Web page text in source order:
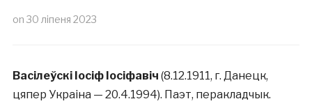
on 30 ліпеня 2023
Васілеўскі Іосіф Іосіфавіч (8.12.1911, г. Данецк,
цяпер Украіна — 20.4.1994). Паэт, перакладчык.